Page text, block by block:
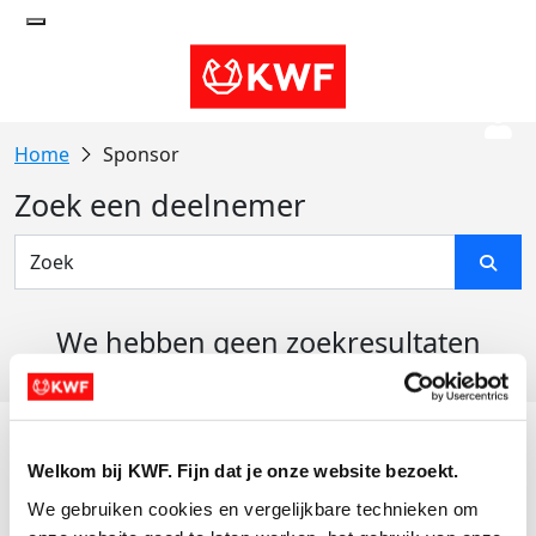
Welkom bij KWF. Fijn dat je onze website bezoekt.
We gebruiken cookies en vergelijkbare technieken om
Sponsor
Zoek een deelnemer
We hebben geen zoekresultaten
Actiematerialen
Evenementen